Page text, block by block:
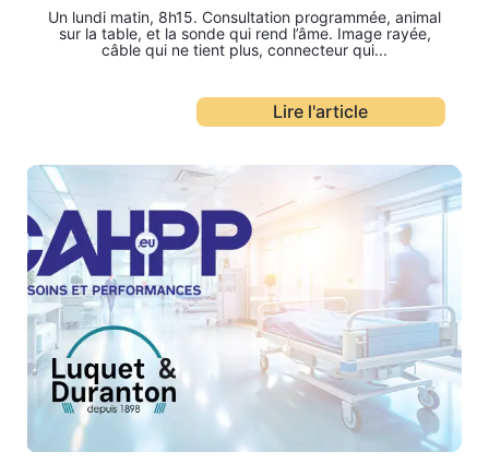
Un lundi matin, 8h15. Consultation programmée, animal
sur la table, et la sonde qui rend l’âme. Image rayée,
câble qui ne tient plus, connecteur qui...
Lire l'article